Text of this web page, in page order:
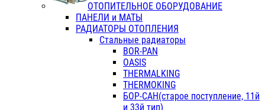
ОТОПИТЕЛЬНОЕ ОБОРУДОВАНИЕ
ПАНЕЛИ и МАТЫ
РАДИАТОРЫ ОТОПЛЕНИЯ
Стальные радиаторы
BOR-PAN
OASIS
THERMALKING
THERMOKING
БОР-САН(старое поступление, 11й
и 33й тип)